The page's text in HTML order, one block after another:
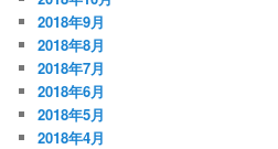
2018年9月
2018年8月
2018年7月
2018年6月
2018年5月
2018年4月